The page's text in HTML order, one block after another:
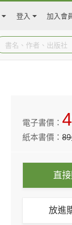
登入 加入會
電子書價：
紙本書價：89
直
放進